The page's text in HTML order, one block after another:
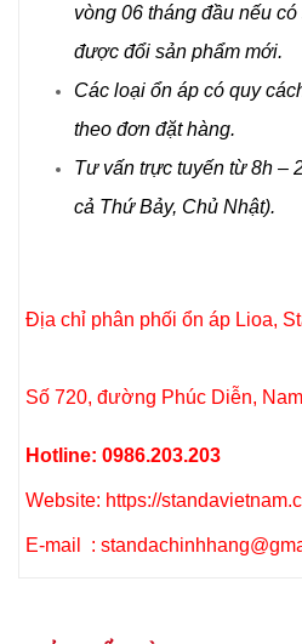
vòng 06 tháng đầu nếu
được đổi sản phẩm mới.
Các loại ổn áp có quy
theo đơn đặt hàng.
Tư vấn trực tuyến từ 8h –
cả Thứ Bảy, Chủ Nhật).
Địa chỉ phân phối ổn áp Lioa,
Số 720, đường Phúc Diễn,
Hotline: 0986.203.203
Website: https://
E-mail :